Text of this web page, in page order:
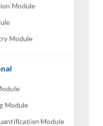
Module
Module
Module
Module